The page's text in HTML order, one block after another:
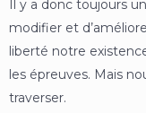
Il y a donc toujours
modifier et
liberté notre
les épreuves. Mais
traverser.